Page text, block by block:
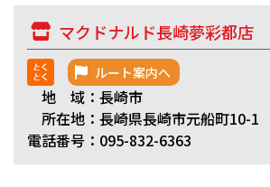
マクドナルド長崎夢彩都店
ルート案内へ
地 域：長崎市
所在地：長崎県長崎市元船町10-1
電話番号：095-832-6363